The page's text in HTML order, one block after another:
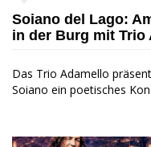
Soiano del Lago:
in der Burg mit Trio
Das Trio Adamello
Soiano ein poetisches